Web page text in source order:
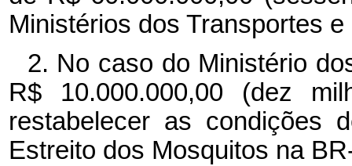
Ministérios dos Transportes
2. No caso do Ministério
R$ 10.000.000,00 (dez
restabelecer as condições
Estreito dos Mosquitos na